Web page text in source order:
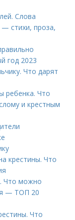
Слова
стихи, проза,
год 2023
Что дарят
ребенка. Что
и крестным
крестины. Что
Что можно
— ТОП 20
Что